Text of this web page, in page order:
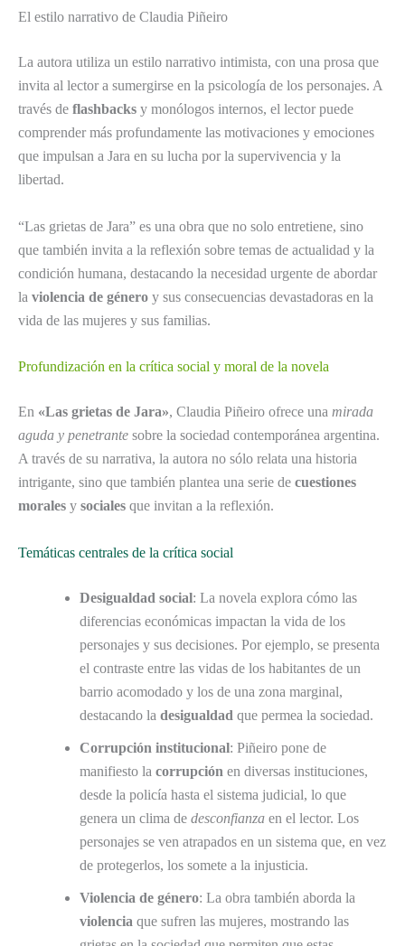
El estilo narrativo de Claudia Piñeiro
La autora utiliza un estilo narrativo intimista, con una prosa que
invita al lector a sumergirse en la psicología de los personajes. A
través de flashbacks y monólogos internos, el lector puede
comprender más profundamente las motivaciones y emociones
que impulsan a Jara en su lucha por la supervivencia y la
libertad.
“Las grietas de Jara” es una obra que no solo entretiene, sino
que también invita a la reflexión sobre temas de actualidad y la
condición humana, destacando la necesidad urgente de abordar
la violencia de género y sus consecuencias devastadoras en la
vida de las mujeres y sus familias.
Profundización en la crítica social y moral de la novela
En «Las grietas de Jara», Claudia Piñeiro ofrece una mirada
aguda y penetrante sobre la sociedad contemporánea argentina.
A través de su narrativa, la autora no sólo relata una historia
intrigante, sino que también plantea una serie de cuestiones
morales y sociales que invitan a la reflexión.
Temáticas centrales de la crítica social
Desigualdad social: La novela explora cómo las
diferencias económicas impactan la vida de los
personajes y sus decisiones. Por ejemplo, se presenta
el contraste entre las vidas de los habitantes de un
barrio acomodado y los de una zona marginal,
destacando la desigualdad que permea la sociedad.
Corrupción institucional: Piñeiro pone de
manifiesto la corrupción en diversas instituciones,
desde la policía hasta el sistema judicial, lo que
genera un clima de desconfianza en el lector. Los
personajes se ven atrapados en un sistema que, en vez
de protegerlos, los somete a la injusticia.
Violencia de género: La obra también aborda la
violencia que sufren las mujeres, mostrando las